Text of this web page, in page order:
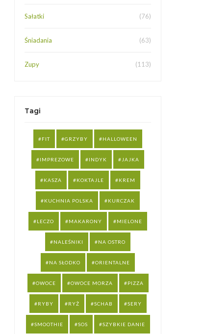
Sałatki (76)
Śniadania (63)
Zupy (113)
Tagi
FIT GRZYBY HALLOWEEN
IMPREZOWE INDYK JAJKA
KASZA KOKTAJLE KREM
KUCHNIA POLSKA KURCZAK
LECZO MAKARONY MIELONE
NALEŚNIKI NA OSTRO
NA SŁODKO ORIENTALNE
OWOCE OWOCE MORZA PIZZA
RYBY RYŻ SCHAB SERY
SMOOTHIE SOS SZYBKIE DANIE